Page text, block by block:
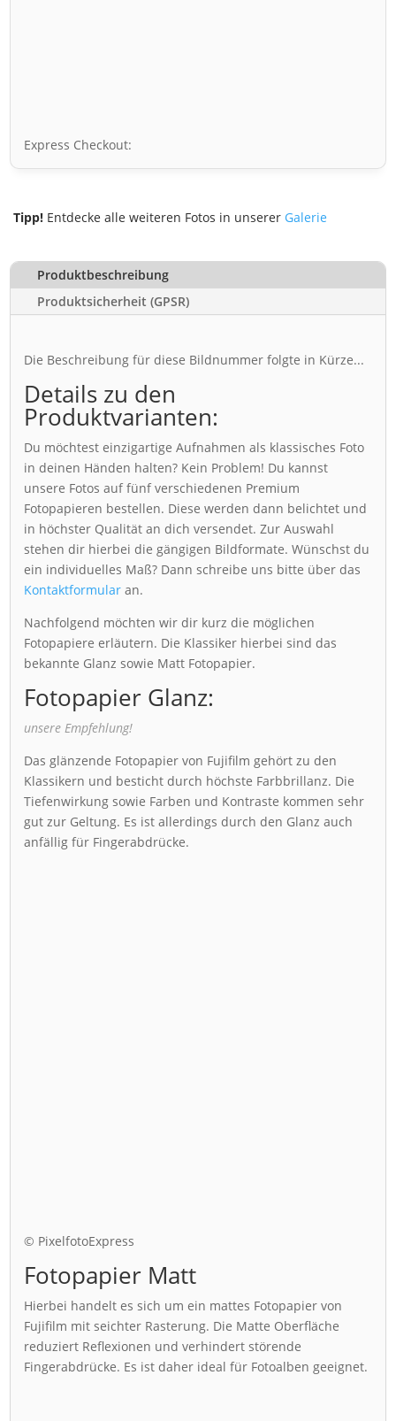
Express Checkout:
Tipp! Entdecke alle weiteren Fotos in unserer Galerie
Produktbeschreibung
Produktsicherheit (GPSR)
Die Beschreibung für diese Bildnummer folgte in Kürze...
Details zu den
Produktvarianten:
Du möchtest einzigartige Aufnahmen als klassisches Foto
in deinen Händen halten? Kein Problem! Du kannst
unsere Fotos auf fünf verschiedenen Premium
Fotopapieren bestellen. Diese werden dann belichtet und
in höchster Qualität an dich versendet. Zur Auswahl
stehen dir hierbei die gängigen Bildformate. Wünschst du
ein individuelles Maß? Dann schreibe uns bitte über das
Kontaktformular an.
Nachfolgend möchten wir dir kurz die möglichen
Fotopapiere erläutern. Die Klassiker hierbei sind das
bekannte Glanz sowie Matt Fotopapier.
Fotopapier Glanz:
unsere Empfehlung!
Das glänzende Fotopapier von Fujifilm gehört zu den
Klassikern und besticht durch höchste Farbbrillanz. Die
Tiefenwirkung sowie Farben und Kontraste kommen sehr
gut zur Geltung. Es ist allerdings durch den Glanz auch
anfällig für Fingerabdrücke.
© PixelfotoExpress
Fotopapier Matt
Hierbei handelt es sich um ein mattes Fotopapier von
Fujifilm mit seichter Rasterung. Die Matte Oberfläche
reduziert Reflexionen und verhindert störende
Fingerabdrücke. Es ist daher ideal für Fotoalben geeignet.